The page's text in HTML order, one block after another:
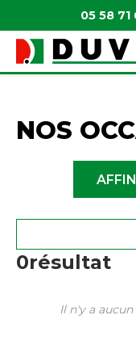
05 58 71
NOS
0résultat
Il n'y a